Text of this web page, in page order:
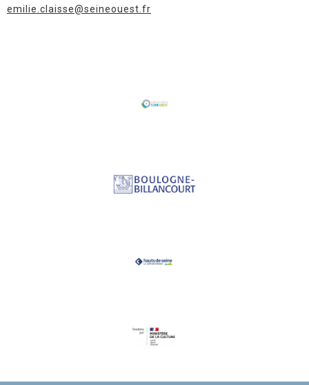
emilie.claisse@seineouest.fr